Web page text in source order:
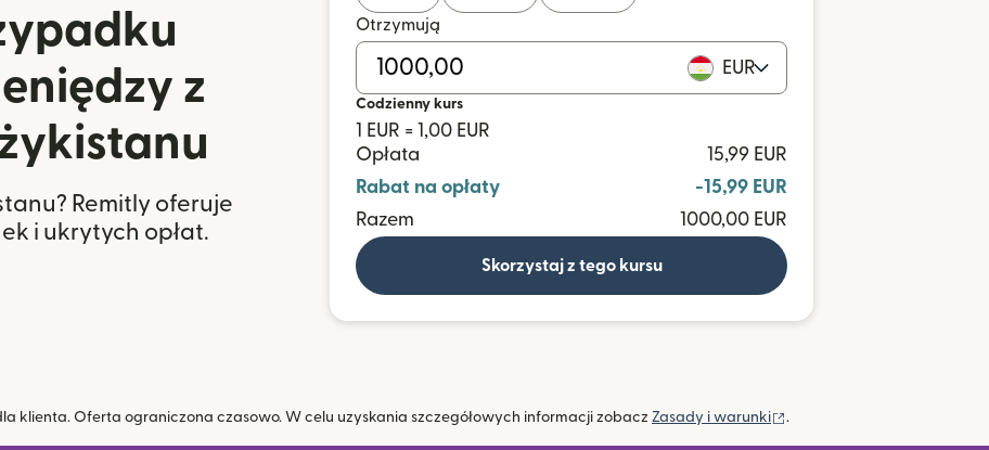
z
Remitly oferuje
i ukrytych opłat.
Otrzymują
EUR
Codzienny kurs
1 EUR = 1,00 EUR
Opłata
15,99 EUR
Rabat na opłaty
-15,99 EUR
Razem
1000,00 EUR
Skorzystaj z tego kursu
klienta. Oferta ograniczona czasowo. W celu uzyskania szczegółowych informacji zobacz Zasady i warunki (otwiera się w nowym oknie)
.